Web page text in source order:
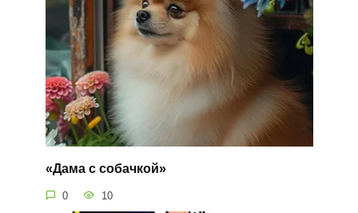
«Дама с собачкой»
0 10